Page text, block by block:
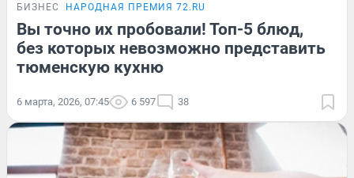
БИЗНЕС НАРОДНАЯ ПРЕМИЯ 72.RU
Вы точно их пробовали! Топ-5 блюд,
без которых невозможно представить
тюменскую кухню
6 марта, 2026, 07:45 6 597 38